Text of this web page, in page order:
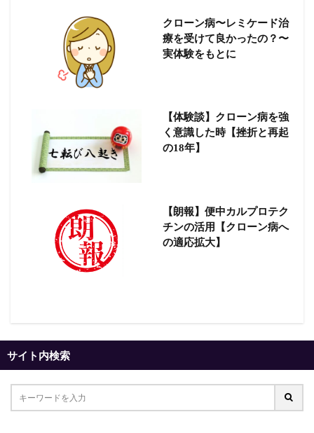
クローン病〜レミケード治
療を受けて良かったの？〜
実体験をもとに
【体験談】クローン病を強
く意識した時【挫折と再起
の18年】
【朗報】便中カルプロテク
チンの活用【クローン病へ
の適応拡大】
サイト内検索